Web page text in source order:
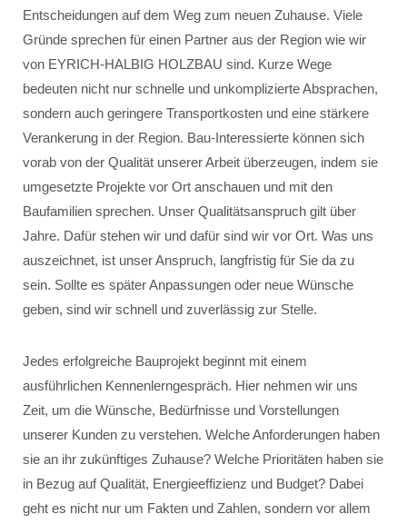
Entscheidungen auf dem Weg zum neuen Zuhause. Viele
Gründe sprechen für einen Partner aus der Region wie wir
von EYRICH-HALBIG HOLZBAU sind. Kurze Wege
bedeuten nicht nur schnelle und unkomplizierte Absprachen,
sondern auch geringere Transportkosten und eine stärkere
Verankerung in der Region. Bau-Interessierte können sich
vorab von der Qualität unserer Arbeit überzeugen, indem sie
umgesetzte Projekte vor Ort anschauen und mit den
Baufamilien sprechen. Unser Qualitätsanspruch gilt über
Jahre. Dafür stehen wir und dafür sind wir vor Ort. Was uns
auszeichnet, ist unser Anspruch, langfristig für Sie da zu
sein. Sollte es später Anpassungen oder neue Wünsche
geben, sind wir schnell und zuverlässig zur Stelle.
Jedes erfolgreiche Bauprojekt beginnt mit einem
ausführlichen Kennenlerngespräch. Hier nehmen wir uns
Zeit, um die Wünsche, Bedürfnisse und Vorstellungen
unserer Kunden zu verstehen. Welche Anforderungen haben
sie an ihr zukünftiges Zuhause? Welche Prioritäten haben sie
in Bezug auf Qualität, Energieeffizienz und Budget? Dabei
geht es nicht nur um Fakten und Zahlen, sondern vor allem